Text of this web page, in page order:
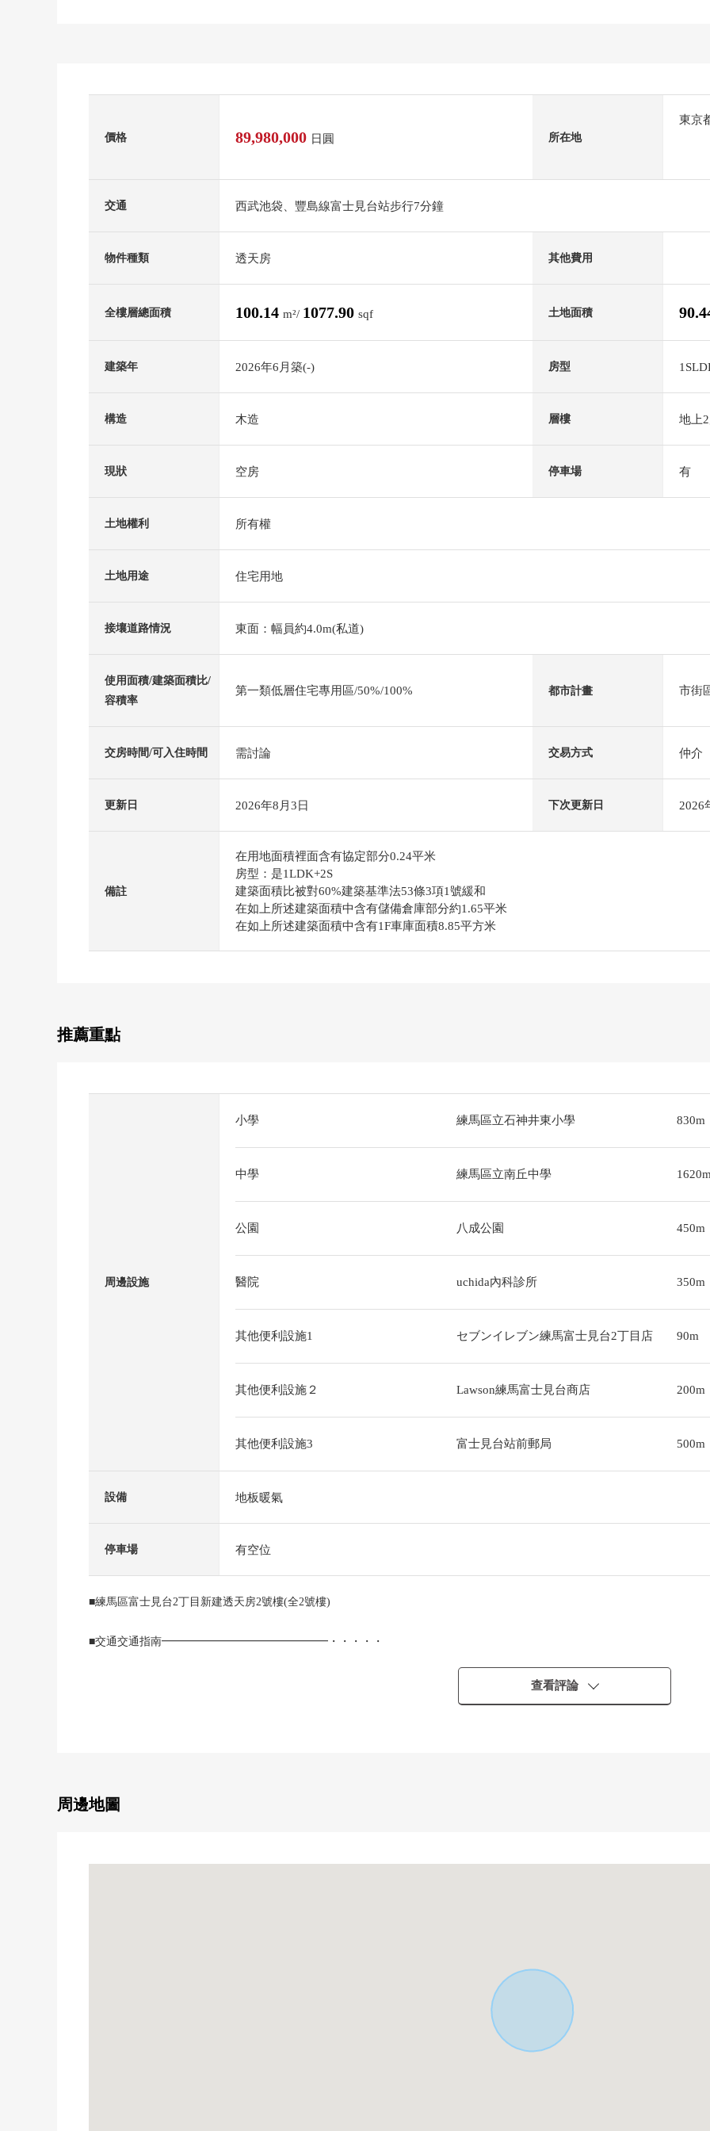
價格 89,980,000 日圓 所在地
東京
交通 西武池袋、豐島線富士見台站步行7分鐘
物件種類 透天房 其他費用
全樓層總面積 100.14 m²/ 1077.90 sqf 土地面積
建築年 2026年6月築(-) 房型
構造 木造 層樓 地上
現狀 空房 停車場 有
土地權利 所有權
土地用途 住宅用地
接壤道路情況 東面：幅員約4.0m(私道)
使用面積/建築面積比/
容積率
第一類低層住宅專用區/50%/100% 都市計畫 市街
交房時間/可入住時間 需討論 交易方式 仲介
更新日 2026年8月3日 下次更新日 2026
備註
在用地面積裡面含有協定部分0.24平米
房型：是1LDK+2S
建築面積比被對60%建築基準法53條3項1號緩和
在如上所述建築面積中含有儲備倉庫部分約1.65平米
在如上所述建築面積中含有1F車庫面積8.85平方米
推薦重點
周邊設施
小學 練馬區立石神井東小學 830m
中學 練馬區立南丘中學
公園 八成公園 450m
醫院 uchida內科診所 350m
其他便利設施1 セブンイレブン練馬富士見台2丁目店 90m
其他便利設施２ Lawson練馬富士見台商店 200m
其他便利設施3 富士見台站前郵局 500m
設備 地板暖氣
停車場 有空位
■練馬區富士見台2丁目新建透天房2號樓(全2號樓)
■交通交通指南━━━━━━━━━━━━━━━・・・・・
○ 所有房間地板式樣
查看評論
周邊地圖